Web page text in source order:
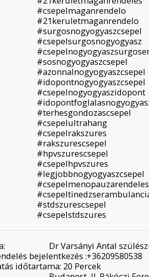
#csepelmaganrendelo
#21keruletmaganrendelo
#surgosnogyogyaszcsepel
#csepelsurgosnogyogyasz
#sosnogyogyaszcsepel
#azonnalnogyogyaszcsepel
#idopontnogyogyaszcsepel
#csepelnogyogyaszidopont
#terhesgondozascsepel
#csepelultrahang
#csepelrakszures
#rakszurescsepel
#hpvszurescsepel
#csepelhpvszures
#legjobbnogyogyaszcsepel
#csepelmenopauzarendeles
#stdszurescsepel
#csepelstdszures
Dr Varsányi Antal
bejelentkezés :+36209580538
időtartama: 20 Percek